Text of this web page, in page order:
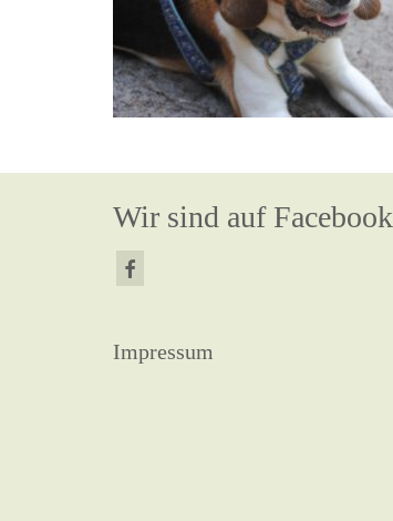
Wir sind auf Facebook
Impressum